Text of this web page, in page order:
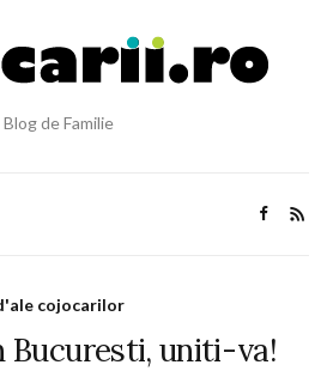
Blog de Familie
cojocarilor
Bucuresti, uniti-va!